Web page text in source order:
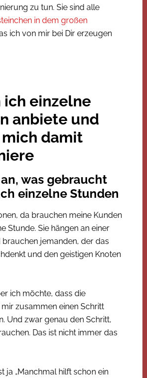
zu tun. Sie sind alle
in dem großen
ich von mir bei Dir erzeugen
ich einzelne
anbiete und
damit
was gebraucht
einzelne Stunden
da brauchen meine Kunden
Stunde. Sie hängen an einer
brauchen jemanden, der das
und den geistigen Knoten
ich möchte, dass die
zusammen einen Schritt
Und zwar genau den Schritt,
Das ist nicht immer das
ja „Manchmal hilft schon ein